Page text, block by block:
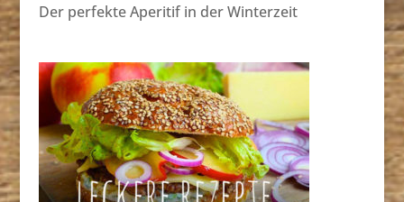
Der perfekte Aperitif in der Winterzeit